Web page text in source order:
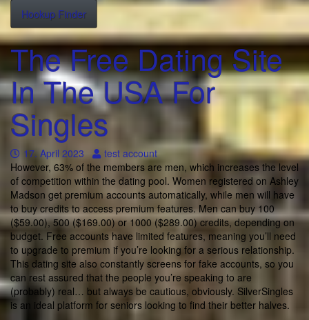
Hookup Finder
The Free Dating Site
In The USA For
Singles
17. April 2023
test account
However, 63% of the members are men, which increases the level
of competition within the dating pool. Women registered on Ashley
Madson get premium accounts automatically, while men will have
to buy credits to access premium features. Men can buy 100
($59.00), 500 ($169.00) or 1000 ($289.00) credits, depending on
budget. Free accounts have limited features, meaning you’ll need
to upgrade to premium if you’re looking for a serious relationship.
This dating site also constantly screens for fake accounts, so you
can rest assured that the people you’re speaking to are
(probably) real… but always be cautious, obviously. SilverSingles
is an ideal platform for seniors looking to find their better halves.